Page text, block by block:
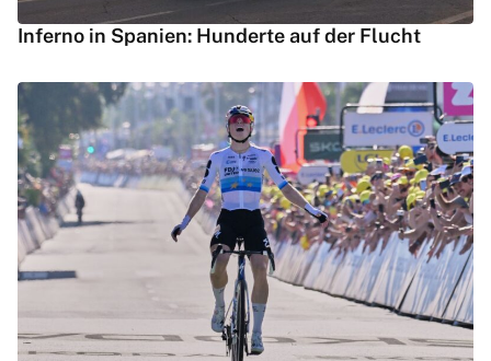
Inferno in Spanien: Hunderte auf der Flucht